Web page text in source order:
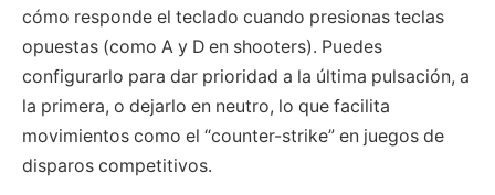
cómo responde el teclado cuando presionas teclas
opuestas (como A y D en shooters). Puedes
configurarlo para dar prioridad a la última pulsación, a
la primera, o dejarlo en neutro, lo que facilita
movimientos como el “counter-strike” en juegos de
disparos competitivos.